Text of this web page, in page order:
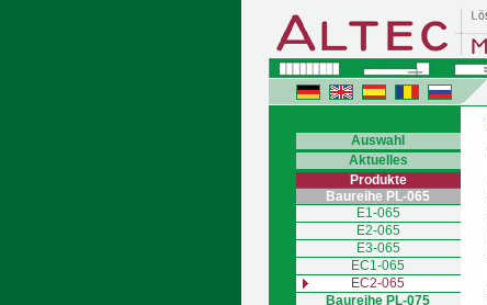
Auswahl
Aktuelles
Produkte
Baureihe PL-065
E1-065
E2-065
E3-065
EC1-065
EC2-065
Baureihe PL-075